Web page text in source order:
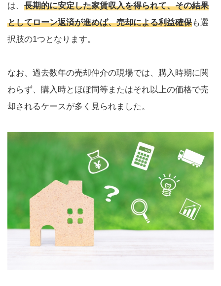
は、 長期的に安定した家賃収入を得られて、その結果
としてローン返済が進めば、売却による利益確保も選
択肢の1つとなります。
なお、過去数年の売却仲介の現場では、購入時期に関
わらず、購入時とほぼ同等またはそれ以上の価格で売
却されるケースが多く見られました。